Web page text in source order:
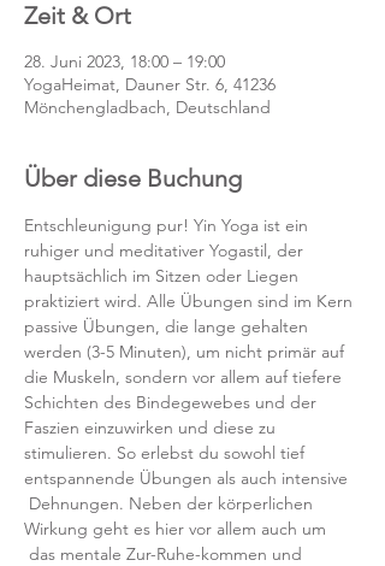
Zeit & Ort
28. Juni 2023, 18:00 – 19:00
YogaHeimat, Dauner Str. 6, 41236
Mönchengladbach, Deutschland
Über diese Buchung
Entschleunigung pur! Yin Yoga ist ein
ruhiger und meditativer Yogastil, der
hauptsächlich im Sitzen oder Liegen
praktiziert wird. Alle Übungen sind im Kern
passive Übungen, die lange gehalten
werden (3-5 Minuten), um nicht primär auf
die Muskeln, sondern vor allem auf tiefere
Schichten des Bindegewebes und der
Faszien einzuwirken und diese zu
stimulieren. So erlebst du sowohl tief
entspannende Übungen als auch intensive
Dehnungen. Neben der körperlichen
Wirkung geht es hier vor allem auch um
das mentale Zur-Ruhe-kommen und